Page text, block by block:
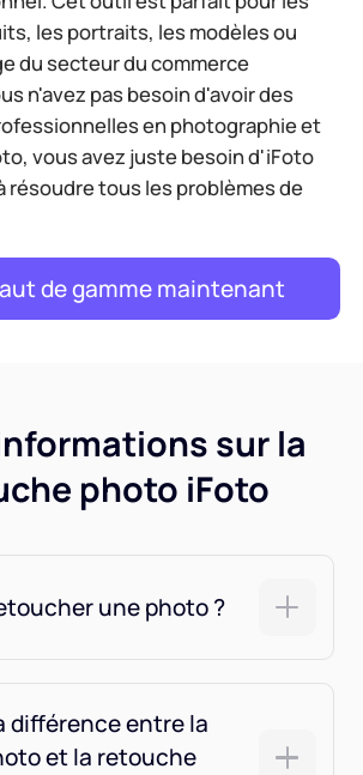
les portraits, les modèles ou
du secteur du commerce
n'avez pas besoin d'avoir des
en photographie et
vous avez juste besoin d'iFoto
résoudre tous les problèmes de
de gamme maintenant
sur la
photo iFoto
une photo ?
différence entre la
et la retouche